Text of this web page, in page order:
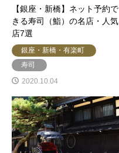
【銀座・新橋】ネット予約で
きる寿司（鮨）の名店・人気
店7選
銀座・新橋・有楽町
寿司
2020.10.04